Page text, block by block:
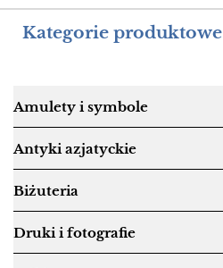
Kategorie produktowe
Amulety i symbole
Antyki azjatyckie
Biżuteria
Druki i fotografie